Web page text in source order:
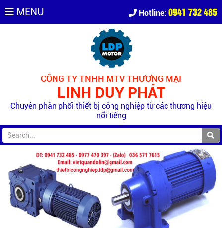
MENU Hotline: 0941 732 485
CÔNG TY TNHH MTV THƯƠNG MẠI
LINH DUY PHÁT
Chuyên phân phối thiết bị công nghiệp từ các thương hiệu
nổi tiếng